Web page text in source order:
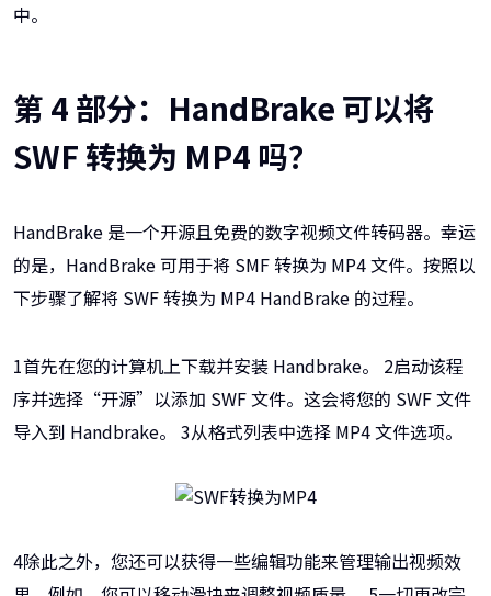
中。
第 4 部分：HandBrake 可以将
SWF 转换为 MP4 吗？
HandBrake 是一个开源且免费的数字视频文件转码器。幸运
的是，HandBrake 可用于将 SMF 转换为 MP4 文件。按照以
下步骤了解将 SWF 转换为 MP4 HandBrake 的过程。
1首先在您的计算机上下载并安装 Handbrake。 2启动该程
序并选择“开源”以添加 SWF 文件。这会将您的 SWF 文件
导入到 Handbrake。 3从格式列表中选择 MP4 文件选项。
4除此之外，您还可以获得一些编辑功能来管理输出视频效